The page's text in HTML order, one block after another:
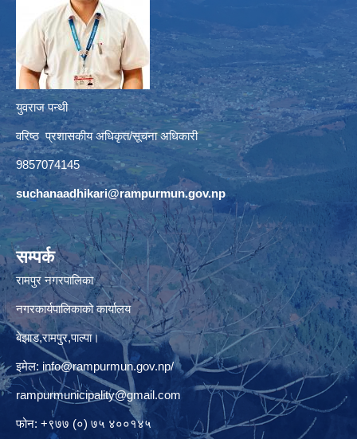
युवराज पन्थी
वरिष्ठ प्रशासकीय अधिकृत/सूचना अधिकारी
9857074145
suchanaadhikari@rampurmun.gov.np
सम्पर्क
रामपुर नगरपालिका
नगरकार्यपालिकाको कार्यालय
बेझाड,रामपुर,पाल्पा।
इमेल: info@rampurmun.gov.np/
rampurmunicipality@gmail.com
फोन: +९७७ (०) ७५ ४००१४५